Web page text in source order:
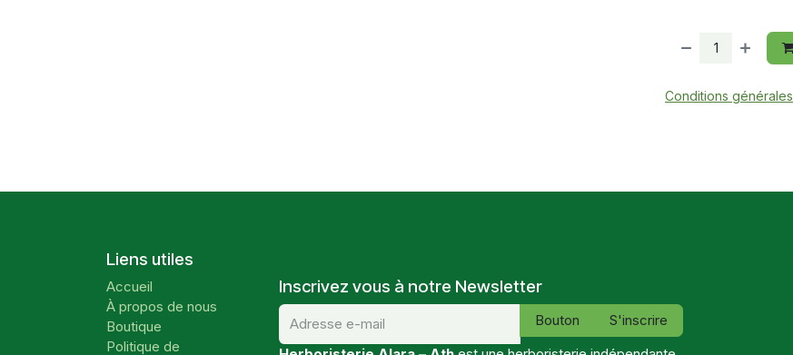
Conditions générales
Liens utiles
Accueil
À propos de nous
Boutique
Politique de
Inscrivez vous à notre Newsletter
Bouton
S'inscrire